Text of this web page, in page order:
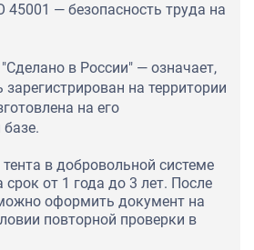
45001 — безопасность труда на
в России" — означает,
зарегистрирован на территории
на его
в добровольной системе
срок от 1 года до 3 лет. После
оформить документ на
повторной проверки в